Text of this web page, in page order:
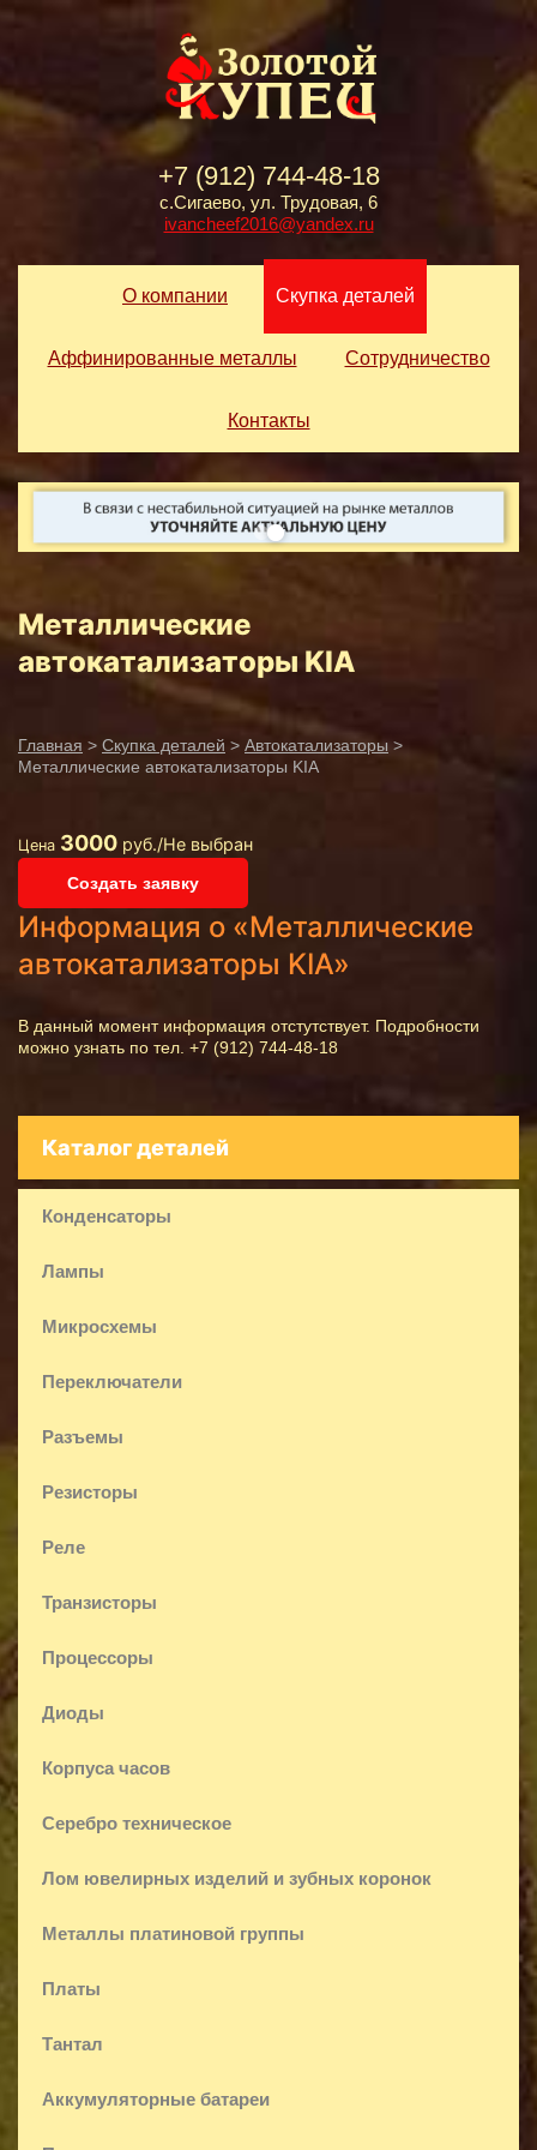
+7 (912) 744-48-18
с.Сигаево, ул. Трудовая, 6
ivancheef2016@yandex.ru
О компании Скупка деталей
Аффинированные металлы Сотрудничество
Контакты
Металлические
автокатализаторы KIA
Главная > Скупка деталей > Автокатализаторы >
Металлические автокатализаторы KIA
Цена 3000 руб./Не выбран
Создать заявку
Информация о «Металлические
автокатализаторы KIA»
В данный момент информация отстутствует. Подробности
можно узнать по тел. +7 (912) 744-48-18
Каталог деталей
Конденсаторы
Лампы
Микросхемы
Переключатели
Разъемы
Резисторы
Реле
Транзисторы
Процессоры
Диоды
Корпуса часов
Серебро техническое
Лом ювелирных изделий и зубных коронок
Металлы платиновой группы
Платы
Тантал
Аккумуляторные батареи